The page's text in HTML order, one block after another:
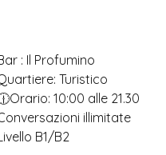
: Il Profumino
Turistico
10:00 alle 21.30
illimitate
B1/B2